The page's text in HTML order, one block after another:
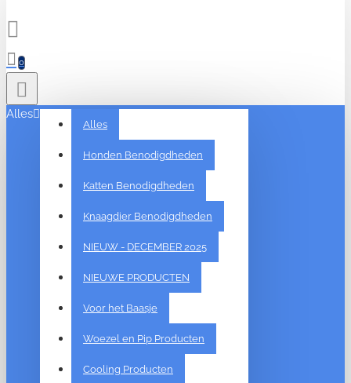
0
Alles
Alles
Honden Benodigdheden
Katten Benodigdheden
Knaagdier Benodigdheden
NIEUW - DECEMBER 2025
NIEUWE PRODUCTEN
Voor het Baasje
Woezel en Pip Producten
Cooling Producten